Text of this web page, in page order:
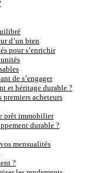
d’un bien
pour s’enrichir
de s’engager
et héritage durable ?
acheteurs
prêt immobilier
durable ?
mensualités
?